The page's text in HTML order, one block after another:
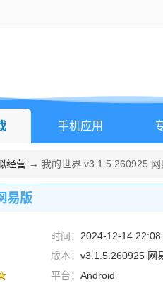
手机应用
经营 → 我的世界 v3.1.5.260925 网
易版
时间： 2024-12-14 22:08
版本： v3.1.5.260925 网
平台： Android